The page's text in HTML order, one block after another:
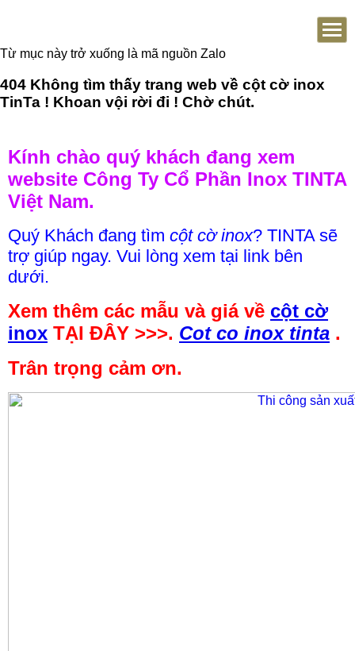
Từ mục này trở xuống là mã nguồn Zalo
404 Không tìm thấy trang web về cột cờ inox
TinTa ! Khoan vội rời đi ! Chờ chút.
Kính chào quý khách đang xem
website Công Ty Cổ Phần Inox TINTA
Việt Nam.
Quý Khách đang tìm cột cờ inox? TINTA sẽ
trợ giúp ngay. Vui lòng xem tại link bên
dưới.
Xem thêm các mẫu và giá về cột cờ
inox TẠI ĐÂY >>>. Cot co inox tinta .
Trân trọng cảm ơn.